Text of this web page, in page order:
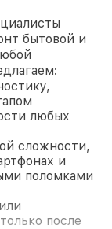
бытовой и
любых
сложности,
и
поломками
после